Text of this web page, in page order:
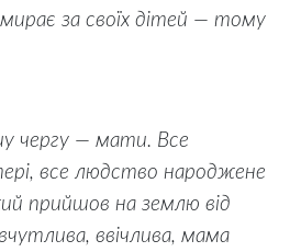
за своїх дітей — тому
чергу — мати. Все
все людство народжене
прийшов на землю від
ввічлива, мама